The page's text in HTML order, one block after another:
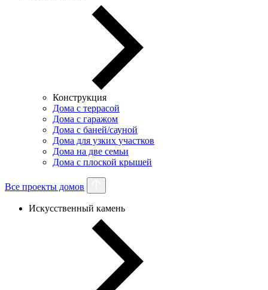
Конструкция
Дома с террасой
Дома с гаражом
Дома с баней/сауной
Дома для узких участков
Дома на две семьи
Дома с плоской крышей
Все проекты домов
Искусственный камень